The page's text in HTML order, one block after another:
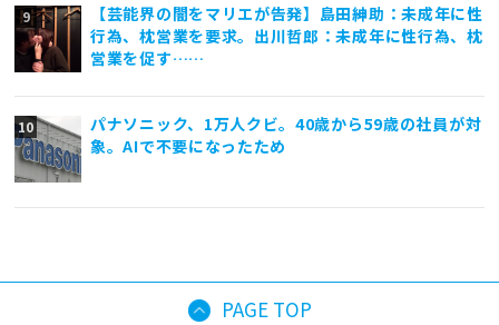
【芸能界の闇をマリエが告発】島田紳助：未成年に性
行為、枕営業を要求。出川哲郎：未成年に性行為、枕
営業を促す……
パナソニック、1万人クビ。40歳から59歳の社員が対
象。AIで不要になったため
PAGE TOP